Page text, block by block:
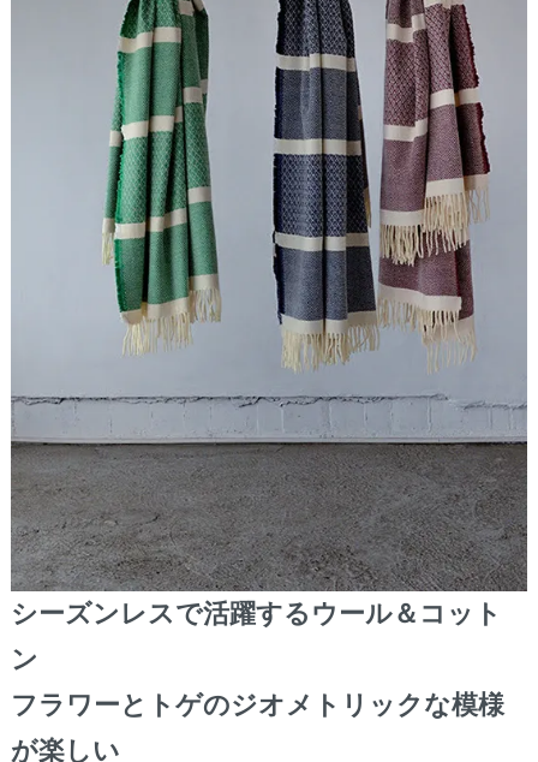
シーズンレスで活躍するウール＆コット
ン
フラワーとトゲのジオメトリックな模様
が楽しい